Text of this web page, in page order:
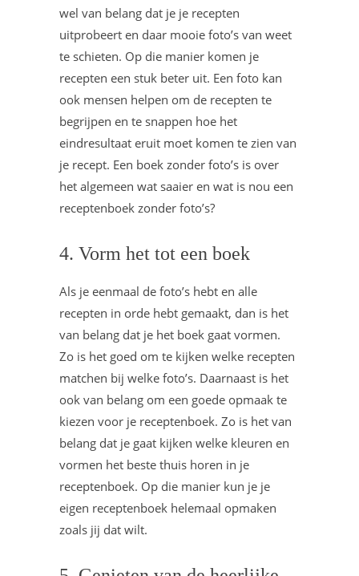
wel van belang dat je je recepten
uitprobeert en daar mooie foto’s van weet
te schieten. Op die manier komen je
recepten een stuk beter uit. Een foto kan
ook mensen helpen om de recepten te
begrijpen en te snappen hoe het
eindresultaat eruit moet komen te zien van
je recept. Een boek zonder foto’s is over
het algemeen wat saaier en wat is nou een
receptenboek zonder foto’s?
4. Vorm het tot een boek
Als je eenmaal de foto’s hebt en alle
recepten in orde hebt gemaakt, dan is het
van belang dat je het boek gaat vormen.
Zo is het goed om te kijken welke recepten
matchen bij welke foto’s. Daarnaast is het
ook van belang om een goede opmaak te
kiezen voor je receptenboek. Zo is het van
belang dat je gaat kijken welke kleuren en
vormen het beste thuis horen in je
receptenboek. Op die manier kun je je
eigen receptenboek helemaal opmaken
zoals jij dat wilt.